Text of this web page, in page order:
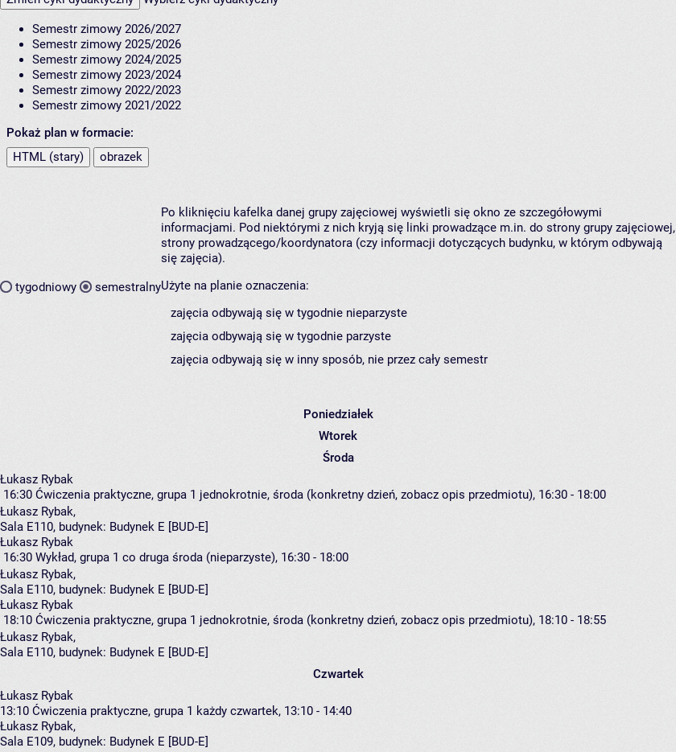
Semestr zimowy 2026/2027
Semestr zimowy 2025/2026
Semestr zimowy 2024/2025
Semestr zimowy 2023/2024
Semestr zimowy 2022/2023
Semestr zimowy 2021/2022
Pokaż plan w formacie:
HTML (stary)
obrazek
tygodniowy semestralny
Po kliknięciu kafelka danej grupy zajęciowej wyświetli się okno ze szczegółowymi
informacjami. Pod niektórymi z nich kryją się linki prowadzące m.in. do strony grupy zajęciowej,
strony prowadzącego/koordynatora (czy informacji dotyczących budynku, w którym odbywają
się zajęcia).
Użyte na planie oznaczenia:
zajęcia odbywają się w tygodnie nieparzyste
zajęcia odbywają się w tygodnie parzyste
zajęcia odbywają się w inny sposób, nie przez cały semestr
Poniedziałek
Wtorek
Środa
Łukasz Rybak
16:30 Ćwiczenia praktyczne, grupa 1 jednokrotnie, środa (konkretny dzień, zobacz opis przedmiotu), 16:30 - 18:00
Łukasz Rybak,
Sala E110, budynek: Budynek E [BUD-E]
Łukasz Rybak
16:30 Wykład, grupa 1 co druga środa (nieparzyste), 16:30 - 18:00
Łukasz Rybak,
Sala E110, budynek: Budynek E [BUD-E]
Łukasz Rybak
18:10 Ćwiczenia praktyczne, grupa 1 jednokrotnie, środa (konkretny dzień, zobacz opis przedmiotu), 18:10 - 18:55
Łukasz Rybak,
Sala E110, budynek: Budynek E [BUD-E]
Czwartek
Łukasz Rybak
13:10 Ćwiczenia praktyczne, grupa 1 każdy czwartek, 13:10 - 14:40
Łukasz Rybak,
Sala E109, budynek: Budynek E [BUD-E]